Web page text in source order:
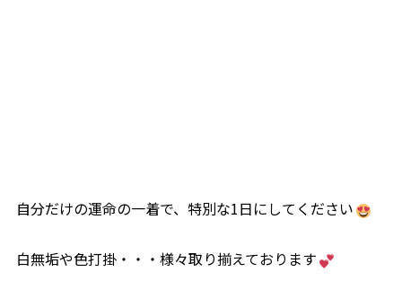
自分だけの運命の一着で、特別な1日にしてください
白無垢や色打掛・・・様々取り揃えております